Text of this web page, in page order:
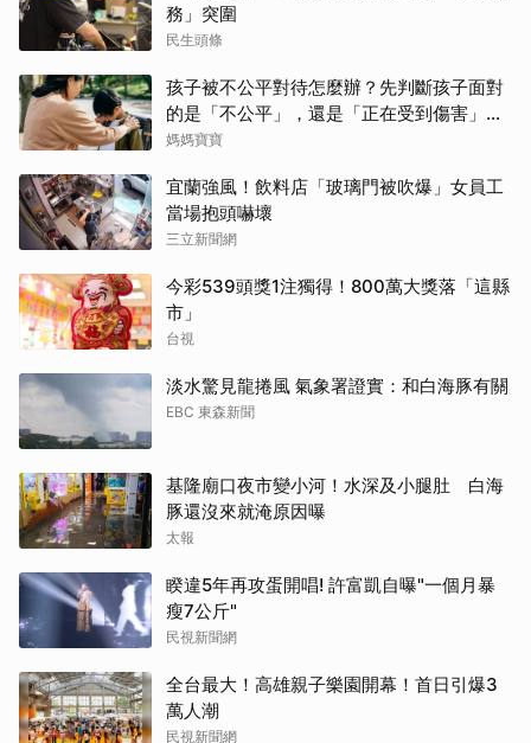
務」突圍
民生頭條
孩子被不公平對待怎麼辦？先判斷孩子面對
的是「不公平」，還是「正在受到傷害」？
處理方式完全不同
媽媽寶寶
宜蘭強風！飲料店「玻璃門被吹爆」女員工
當場抱頭嚇壞
三立新聞網
今彩539頭獎1注獨得！800萬大獎落「這縣
市」
台視
淡水驚見龍捲風 氣象署證實：和白海豚有關
EBC 東森新聞
基隆廟口夜市變小河！水深及小腿肚 白海
豚還沒來就淹原因曝
太報
睽違5年再攻蛋開唱! 許富凱自曝"一個月暴
瘦7公斤"
民視新聞網
全台最大！高雄親子樂園開幕！首日引爆3
萬人潮
民視新聞網